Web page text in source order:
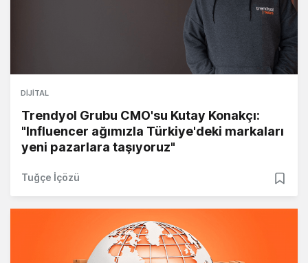
DIJITAL
Trendyol Grubu CMO'su Kutay Konakçı:
"Influencer ağımızla Türkiye'deki markaları
yeni pazarlara taşıyoruz"
Tuğçe İçözü